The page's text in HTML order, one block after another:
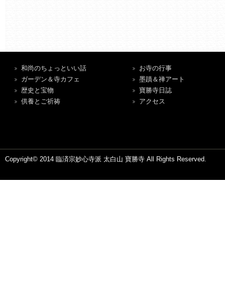
和尚のちょっといい話
ガーデン＆寺カフェ
歴史と宝物
供養とご祈祷
お寺の行事
墨蹟＆禅アート
寶勝寺日誌
アクセス
Copyright© 2014 臨済宗妙心寺派 太白山 寶勝寺 All Rights Reserved.